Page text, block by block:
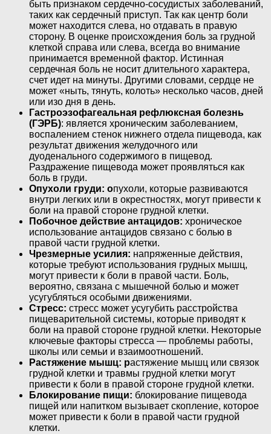
быть признаком сердечно-сосудистых заболеваний,
таких как сердечный приступ. Так как центр боли
может находится слева, но отдавать в правую
сторону. В оценке происхождения боль за грудной
клеткой справа или слева, всегда во внимание
принимается временной фактор. Истинная
сердечная боль не носит длительного характера,
счет идет на минуты. Другими словами, сердце не
может «ныть, тянуть, колоть» несколько часов, дней
или изо дня в день.
Гастроэзофагеальная рефлюксная болезнь
(ГЭРБ): является хроническим заболеванием,
воспалением стенок нижнего отдела пищевода, как
результат движения желудочного или
дуоденального содержимого в пищевод.
Раздражение пищевода может проявляться как
боль в груди.
Опухоли груди: опухоли, которые развиваются
внутри легких или в окрестностях, могут привести к
боли на правой стороне грудной клетки.
Побочное действие антацидов: хроническое
использование антацидов связано с болью в
правой части грудной клетки.
Чрезмерные усилия: напряженные действия,
которые требуют использования грудных мышц,
могут привести к боли в правой части. Боль,
вероятно, связана с мышечной болью и может
усугубляться особыми движениями.
Стресс: стресс может усугубить расстройства
пищеварительной системы, которые приводят к
боли на правой стороне грудной клетки. Некоторые
ключевые факторы стресса — проблемы работы,
школы или семьи и взаимоотношений.
Растяжение мышц: растяжение мышц или связок
грудной клетки и травмы грудной клетки могут
привести к боли в правой стороне грудной клетки.
Блокирование пищи: блокирование пищевода
пищей или напитком вызывает скопление, которое
может привести к боли в правой части грудной
клетки.